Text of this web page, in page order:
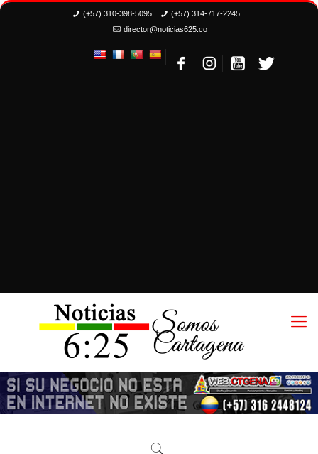
(+57) 310-398-5095
(+57) 314-717-2245
director@noticias625.co